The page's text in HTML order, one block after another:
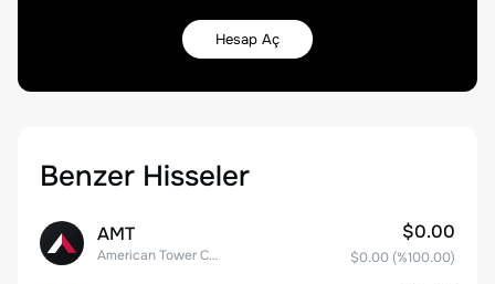
Hesap Aç
Benzer Hisseler
AMT
American Tower Corporation
$0.00
$0.00 (%100.00)